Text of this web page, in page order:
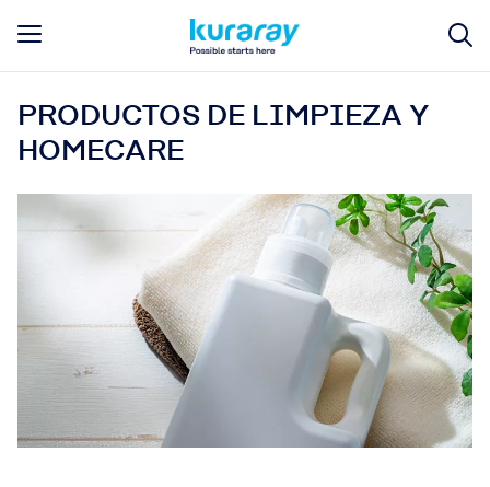
PRODUCTOS DE LIMPIEZA Y
HOMECARE